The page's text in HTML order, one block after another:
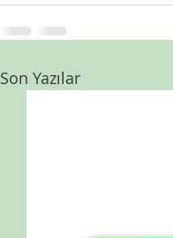
Son Yazılar